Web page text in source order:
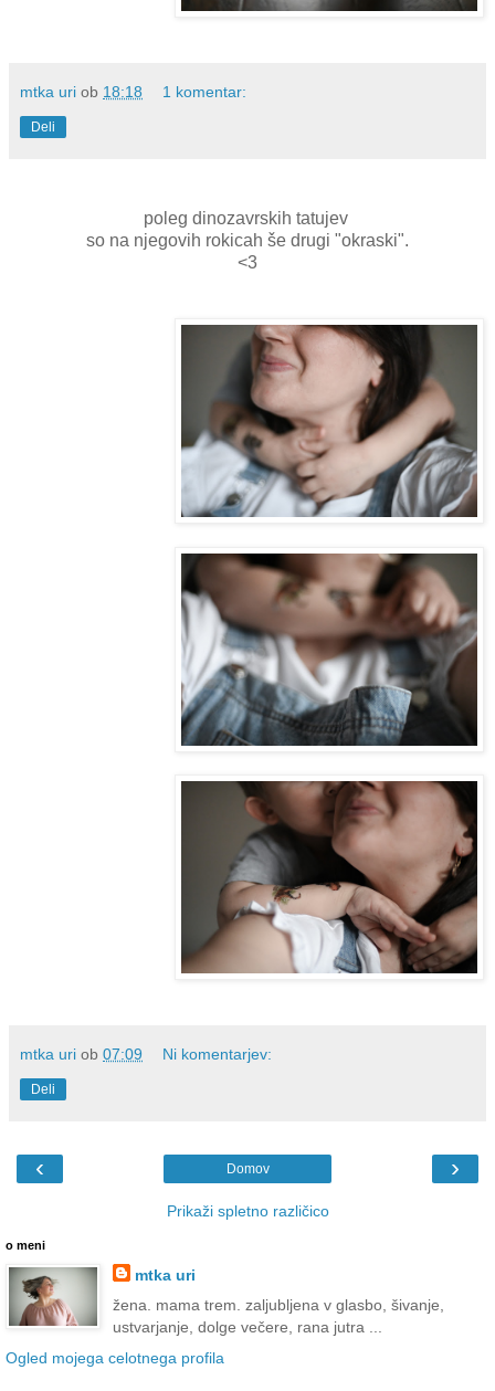
mtka uri ob 18:18 1 komentar:
Deli
poleg dinozavrskih tatujev
so na njegovih rokicah še drugi "okraski".
<3
mtka uri ob 07:09 Ni komentarjev:
Deli
‹ ›
Domov
Prikaži spletno različico
o meni
mtka uri
žena. mama trem. zaljubljena v glasbo, šivanje,
ustvarjanje, dolge večere, rana jutra ...
Ogled mojega celotnega profila